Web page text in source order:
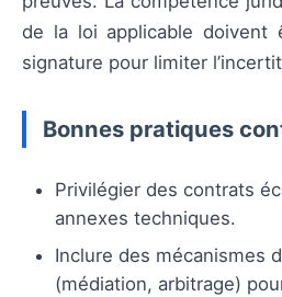
de la loi applicable doivent
signature pour limiter
Bonnes pratiques
Privilégier des contrats
annexes techniques.
Inclure des mécanismes
(médiation, arbitrage)